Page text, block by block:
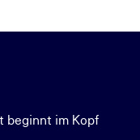
beginnt im Kopf